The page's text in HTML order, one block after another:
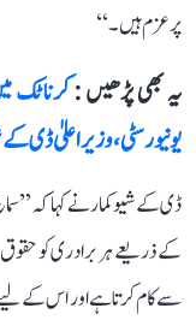
پرعزم ہیں۔‘‘
یہ بھی پڑھیں :کرناٹک
یونیورسٹی، وزیر اعلیٰ ڈی کے
ڈی کے شیوکمار نے کہا کہ
کے ذریعے ہر برادری کو
سے کام کرتا ہے اور اس کے